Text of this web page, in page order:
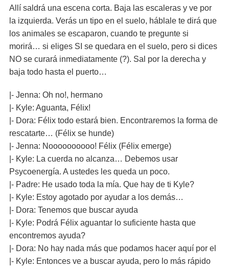
Allí saldrá una escena corta. Baja las escaleras y ve por
la izquierda. Verás un tipo en el suelo, háblale te dirá que
los animales se escaparon, cuando te pregunte si
morirá… si eliges SI se quedara en el suelo, pero si dices
NO se curará inmediatamente (?). Sal por la derecha y
baja todo hasta el puerto…
|- Jenna: Oh no!, hermano
|- Kyle: Aguanta, Félix!
|- Dora: Félix todo estará bien. Encontraremos la forma de
rescatarte… (Félix se hunde)
|- Jenna: Noooooooooo! Félix (Félix emerge)
|- Kyle: La cuerda no alcanza… Debemos usar
Psycoenergía. A ustedes les queda un poco.
|- Padre: He usado toda la mía. Que hay de ti Kyle?
|- Kyle: Estoy agotado por ayudar a los demás…
|- Dora: Tenemos que buscar ayuda
|- Kyle: Podrá Félix aguantar lo suficiente hasta que
encontremos ayuda?
|- Dora: No hay nada más que podamos hacer aquí por el
|- Kyle: Entonces ve a buscar ayuda, pero lo más rápido